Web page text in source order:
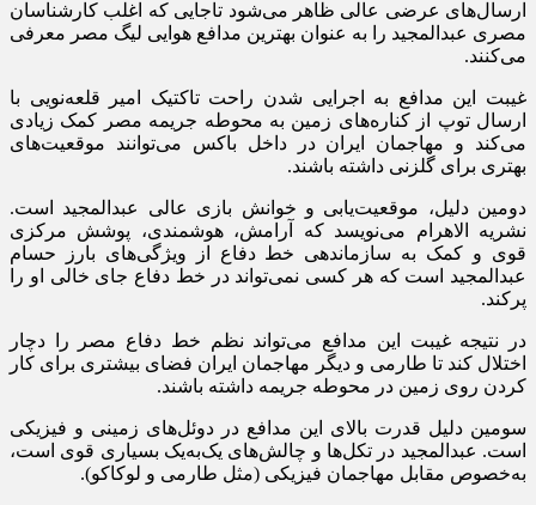
ارسال‌های عرضی عالی ظاهر می‌شود تاجایی که اغلب کارشناسان
مصری عبدالمجید را به عنوان بهترین مدافع هوایی لیگ مصر معرفی
می‌کنند.
غیبت این مدافع به اجرایی شدن راحت تاکتیک امیر قلعه‌نویی با
ارسال توپ از کناره‌های زمین به محوطه جریمه مصر کمک زیادی
می‌کند و مهاجمان ایران در داخل باکس می‌توانند موقعیت‌های
بهتری برای گلزنی داشته باشند.
دومین دلیل، موقعیت‌یابی و خوانش بازی عالی عبدالمجید است.
نشریه الاهرام می‌نویسد که آرامش، هوشمندی، پوشش مرکزی
قوی و کمک به سازماندهی خط دفاع از ویژگی‌های بارز حسام
عبدالمجید است که هر کسی نمی‌تواند در خط دفاع جای خالی او را
پرکند.
در نتیجه غیبت این مدافع می‌تواند نظم خط دفاع مصر را دچار
اختلال کند تا طارمی و دیگر مهاجمان ایران فضای بیشتری برای کار
کردن روی زمین در محوطه جریمه داشته باشند.
سومین دلیل قدرت بالای این مدافع در دوئل‌های زمینی و فیزیکی
است. عبدالمجید در تکل‌ها و چالش‌های یک‌به‌یک بسیاری قوی است،
به‌خصوص مقابل مهاجمان فیزیکی (مثل طارمی و لوکاکو).